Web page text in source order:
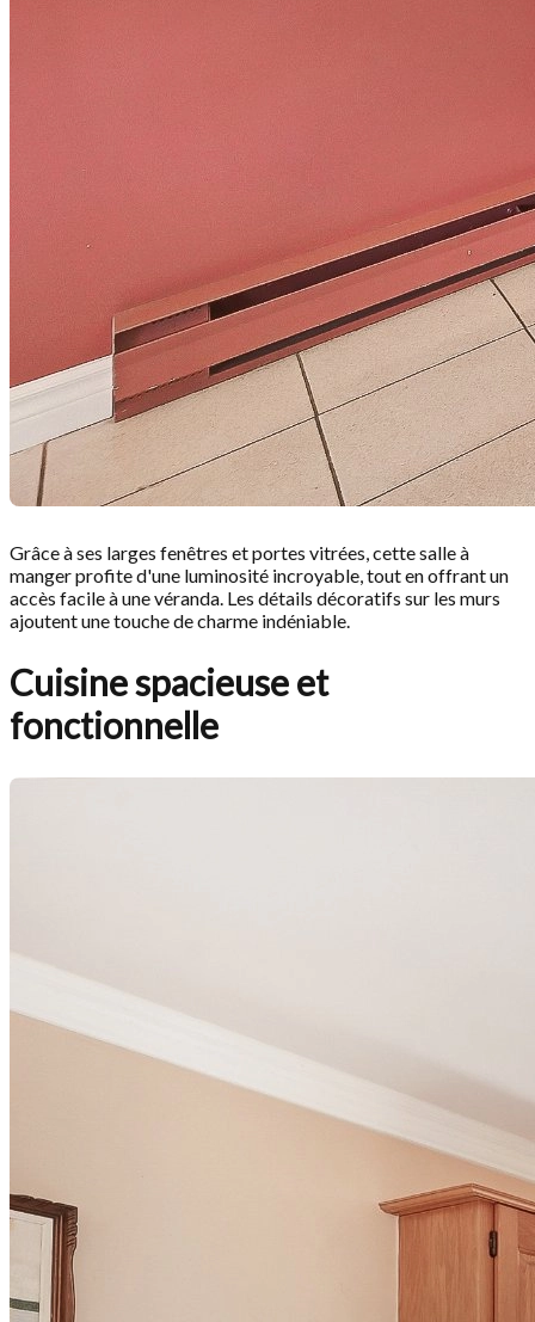
Grâce à ses larges fenêtres et portes vitrées, cette salle à
manger profite d'une luminosité incroyable, tout en offrant un
accès facile à une véranda. Les détails décoratifs sur les murs
ajoutent une touche de charme indéniable.
Cuisine spacieuse et
fonctionnelle